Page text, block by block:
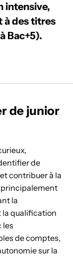
intensive,
à des titres
Bac+5).
de junior
de
contribuer à la
principalement
la
la qualification
les
de comptes,
sur la